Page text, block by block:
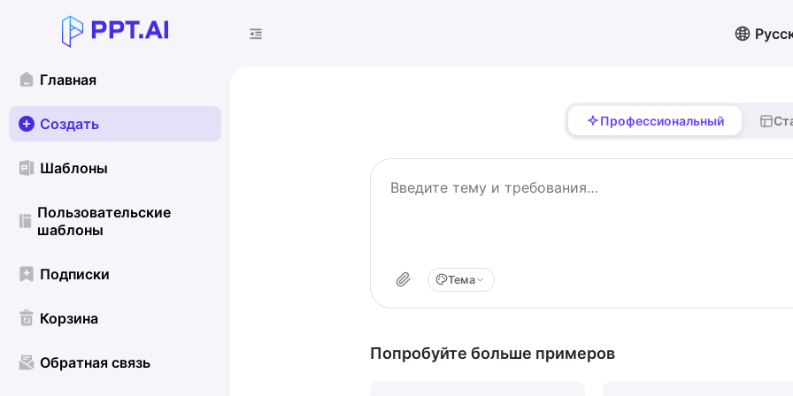
Главная
Создать
Шаблоны
Пользовательские
шаблоны
Подписки
Корзина
Обратная связь
Профессиональный
Тема
Попробуйте больше примеров